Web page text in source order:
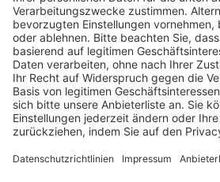
Schulungsangebot Vereinsmitarbeiter
BFV-Geschäftsstellen
Trainerbörse
Login SpielPlus
FOLGE DEM BFV